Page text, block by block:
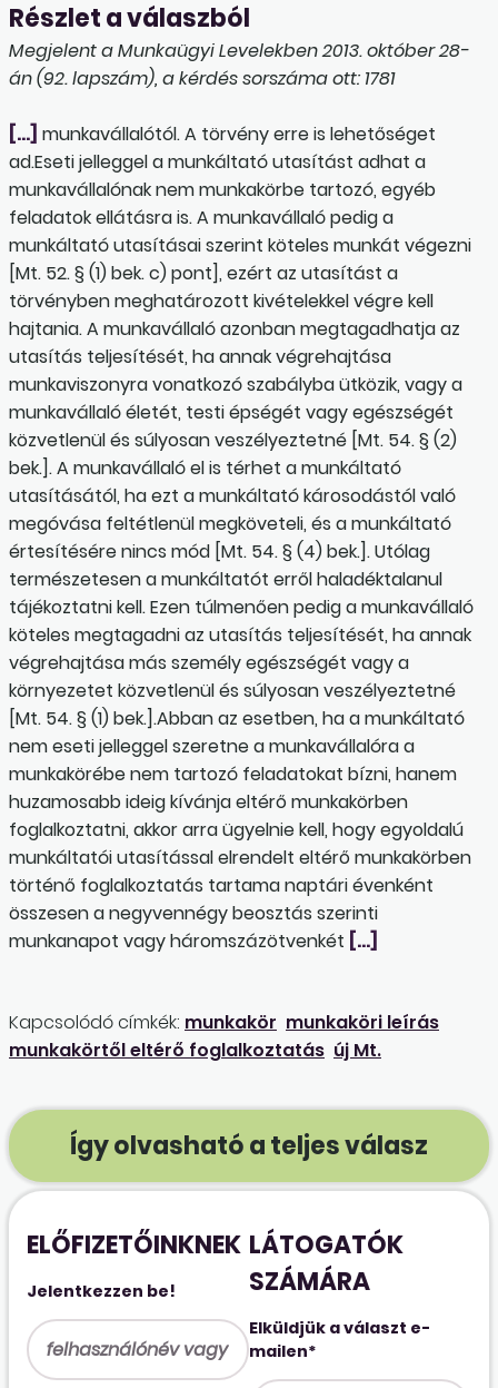
Részlet a válaszból
Megjelent a Munkaügyi Levelekben 2013. október 28-
án (92. lapszám), a kérdés sorszáma ott: 1781
[…] munkavállalótól. A törvény erre is lehetőséget
ad.Eseti jelleggel a munkáltató utasítást adhat a
munkavállalónak nem munkakörbe tartozó, egyéb
feladatok ellátásra is. A munkavállaló pedig a
munkáltató utasításai szerint köteles munkát végezni
[Mt. 52. § (1) bek. c) pont], ezért az utasítást a
törvényben meghatározott kivételekkel végre kell
hajtania. A munkavállaló azonban megtagadhatja az
utasítás teljesítését, ha annak végrehajtása
munkaviszonyra vonatkozó szabályba ütközik, vagy a
munkavállaló életét, testi épségét vagy egészségét
közvetlenül és súlyosan veszélyeztetné [Mt. 54. § (2)
bek.]. A munkavállaló el is térhet a munkáltató
utasításától, ha ezt a munkáltató károsodástól való
megóvása feltétlenül megköveteli, és a munkáltató
értesítésére nincs mód [Mt. 54. § (4) bek.]. Utólag
természetesen a munkáltatót erről haladéktalanul
tájékoztatni kell. Ezen túlmenően pedig a munkavállaló
köteles megtagadni az utasítás teljesítését, ha annak
végrehajtása más személy egészségét vagy a
környezetet közvetlenül és súlyosan veszélyeztetné
[Mt. 54. § (1) bek.].Abban az esetben, ha a munkáltató
nem eseti jelleggel szeretne a munkavállalóra a
munkakörébe nem tartozó feladatokat bízni, hanem
huzamosabb ideig kívánja eltérő munkakörben
foglalkoztatni, akkor arra ügyelnie kell, hogy egyoldalú
munkáltatói utasítással elrendelt eltérő munkakörben
történő foglalkoztatás tartama naptári évenként
összesen a negyvennégy beosztás szerinti
munkanapot vagy háromszázötvenkét […]
Kapcsolódó címkék: munkakör munkaköri leírás
munkakörtől eltérő foglalkoztatás új Mt.
Így olvasható a teljes válasz
ELŐFIZETŐINKNEK
Jelentkezzen be!
LÁTOGATÓK
SZÁMÁRA
Elküldjük a választ e-
mailen*